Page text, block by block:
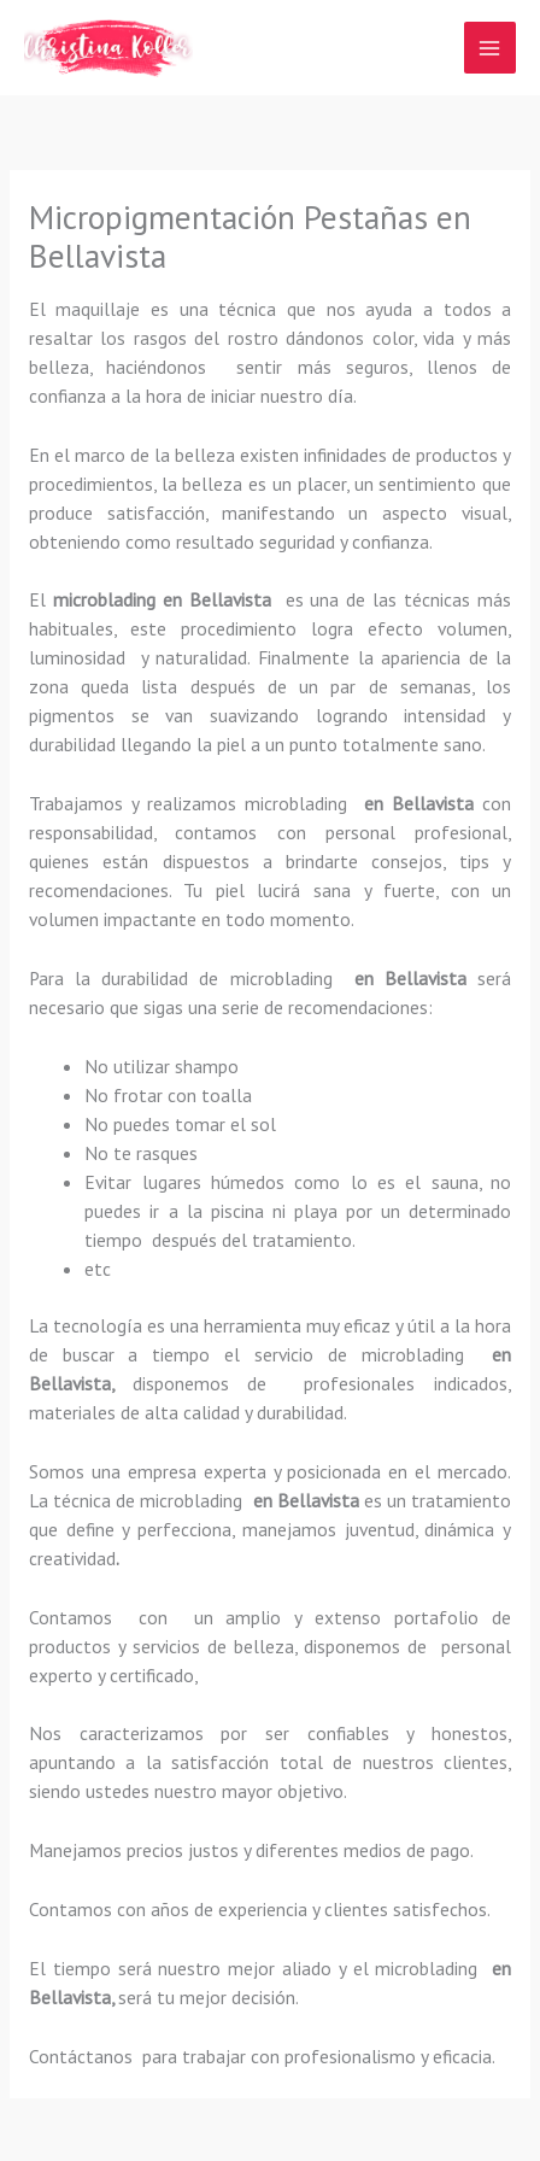
contenido
Micropigmentación Pestañas en
Bellavista
El maquillaje es una técnica que nos ayuda a todos a
resaltar los rasgos del rostro dándonos color, vida y más
belleza, haciéndonos sentir más seguros, llenos de
confianza a la hora de iniciar nuestro día.
En el marco de la belleza existen infinidades de productos y
procedimientos, la belleza es un placer, un sentimiento que
produce satisfacción, manifestando un aspecto visual,
obteniendo como resultado seguridad y confianza.
El microblading en Bellavista es una de las técnicas más
habituales, este procedimiento logra efecto volumen,
luminosidad y naturalidad. Finalmente la apariencia de la
zona queda lista después de un par de semanas, los
pigmentos se van suavizando logrando intensidad y
durabilidad llegando la piel a un punto totalmente sano.
Trabajamos y realizamos microblading en Bellavista con
responsabilidad, contamos con personal profesional,
quienes están dispuestos a brindarte consejos, tips y
recomendaciones. Tu piel lucirá sana y fuerte, con un
volumen impactante en todo momento.
Para la durabilidad de microblading en Bellavista será
necesario que sigas una serie de recomendaciones:
No utilizar shampo
No frotar con toalla
No puedes tomar el sol
No te rasques
Evitar lugares húmedos como lo es el sauna, no
puedes ir a la piscina ni playa por un determinado
tiempo después del tratamiento.
etc
La tecnología es una herramienta muy eficaz y útil a la hora
de buscar a tiempo el servicio de microblading en
Bellavista, disponemos de profesionales indicados,
materiales de alta calidad y durabilidad.
Somos una empresa experta y posicionada en el mercado.
La técnica de microblading en Bellavista es un tratamiento
que define y perfecciona, manejamos juventud, dinámica y
creatividad.
Contamos con un amplio y extenso portafolio de
productos y servicios de belleza, disponemos de personal
experto y certificado,
Nos caracterizamos por ser confiables y honestos,
apuntando a la satisfacción total de nuestros clientes,
siendo ustedes nuestro mayor objetivo.
Manejamos precios justos y diferentes medios de pago.
Contamos con años de experiencia y clientes satisfechos.
El tiempo será nuestro mejor aliado y elmicroblading en
Bellavista, será tu mejor decisión.
Contáctanos para trabajar con profesionalismo y eficacia.